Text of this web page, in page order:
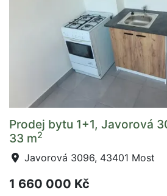
Prodej bytu 1+1, Javorová
33 m2
Javorová 3096, 43401 Most
1 660 000 Kč